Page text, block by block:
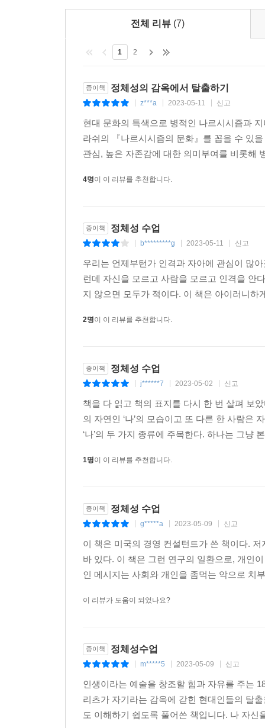
전체 리뷰 (7)
1 2
종이책 정체성의 감옥에서 탈출하기
z***a 2023-05-11 신고
현대 문화의 특색으로 병적인 나르시시즘과
라쉬의 『나르시시즘의 문화』를 꼽을 수 있
관심, 높은 자존감에 대한 의미부여를 비롯해
4명이 이 리뷰를 추천합니다.
종이책 정체성 수업
b*********g 2023-05-11 신고
우리는 언제부턴가 인격과 자아에 관심이 많
런데 자신을 모르고 사람을 모르고 인격을 안
지 않으면 모두가 적이다. 이 책은 아이러니
2명이 이 리뷰를 추천합니다.
종이책 정체성 수업
j******7 2023-05-02 신고
책을 다 읽고 책의 표지를 다시 한 번 살펴 보
의 자연인 ‘나’의 모습이고 또 다른 한 사람은
‘나’의 두 가지 종류에 주목한다. 하나는 그냥
1명이 이 리뷰를 추천합니다.
종이책 정체성 수업
g*****a 2023-05-09 신고
이 책은 미국의 경영 컨설턴트가 쓴 책이다.
바 있다. 이 책은 그런 연구의 일환으로, 개인
인 메시지는 사회와 개인을 좀먹는 악으로 치
이 리뷰가 도움이 되었나요?
종이책 정체성수업
m*****5 2023-05-09 신고
인생이라는 예술을 창조할 힘과 자유를 주는
리츠가 자기라는 감옥에 갇힌 현대인들의 탈
도 이해하기 쉽도록 풀어쓴 책입니다. 나 자